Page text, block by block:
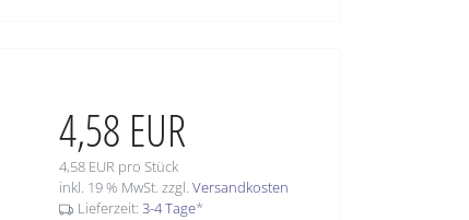
4,58 EUR
4,58 EUR pro Stück
inkl. 19 % MwSt. zzgl. Versandkosten
Lieferzeit: 3-4 Tage*